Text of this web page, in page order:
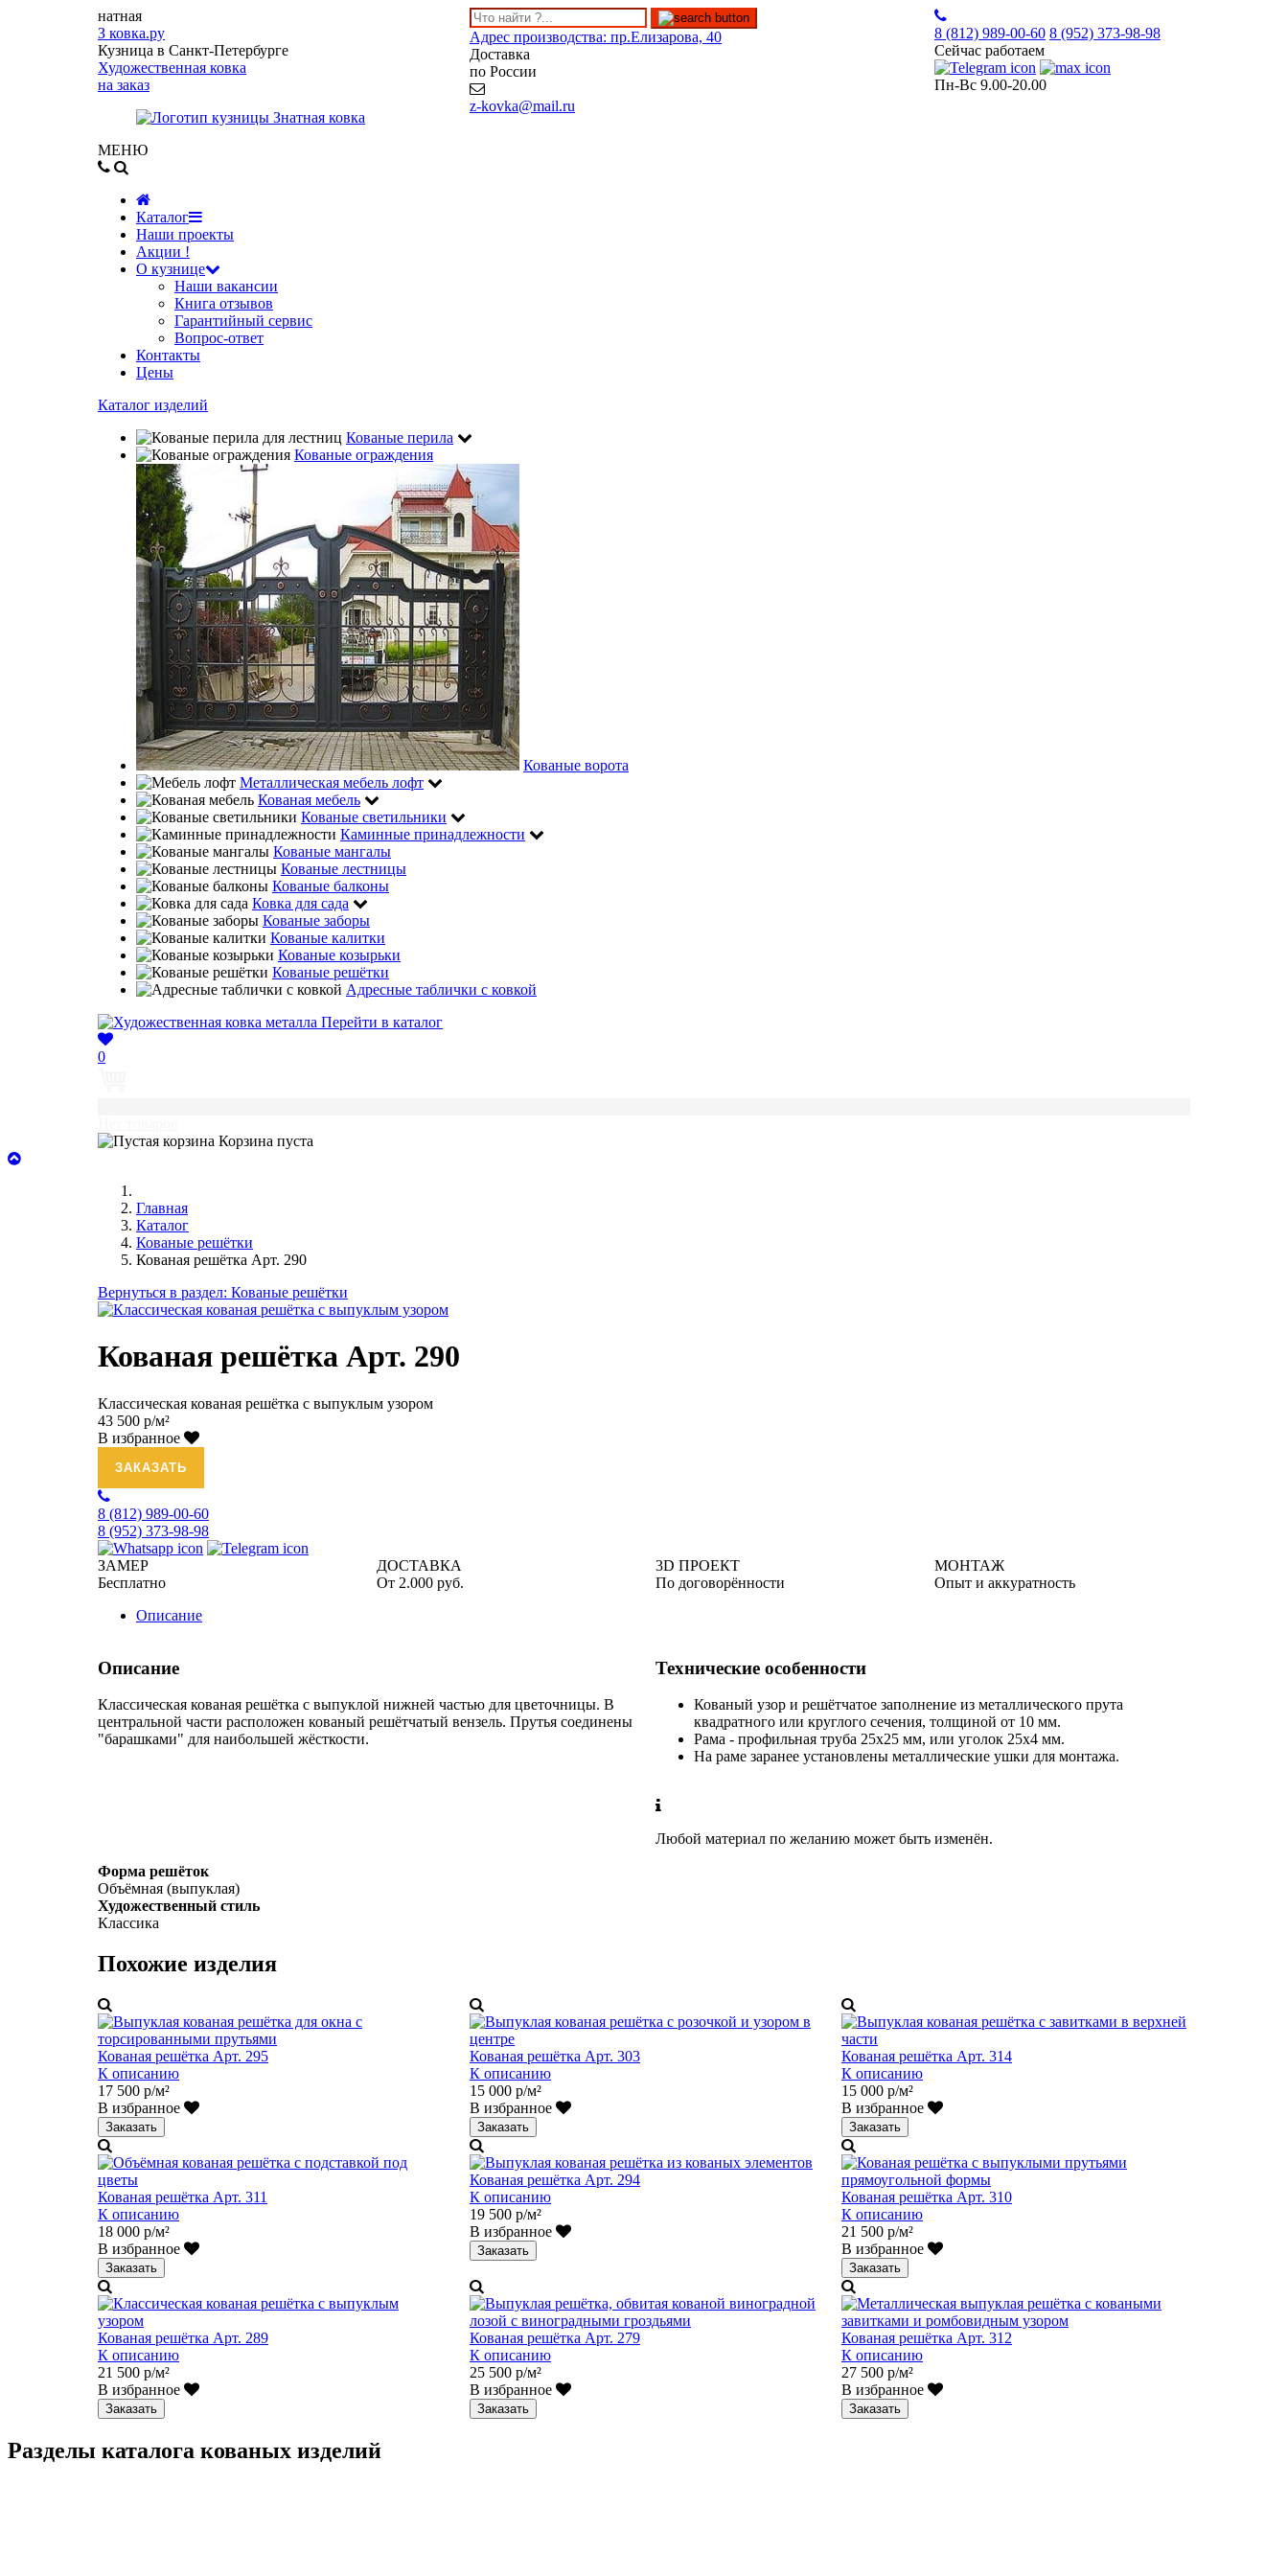
натная
З ковка.ру
Кузница в Санкт-Петербурге
Художественная ковка
на заказ
Адрес производства: пр.Елизарова, 40
Доставка
по России
z-kovka@mail.ru
8 (812)989-00-60 8 (952)373-98-98
Сейчас работаем
Пн-Вс 9.00-20.00
МЕНЮ
Каталог
Наши проекты
Акции !
О кузнице
Наши вакансии
Книга отзывов
Гарантийный сервис
Вопрос-ответ
Контакты
Цены
Каталог изделий
Кованые перила
Кованые ограждения
Кованые ворота
Металлическая мебель лофт
Кованая мебель
Кованые светильники
Каминные принадлежности
Кованые мангалы
Кованые лестницы
Кованые балконы
Ковка для сада
Кованые заборы
Кованые калитки
Кованые козырьки
Кованые решётки
Адресные таблички с ковкой
Перейти в каталог
0
Корзина пуста
Главная
Каталог
Кованые решётки
Кованая решётка Арт. 290
Вернуться в раздел: Кованые решётки
Кованая решётка Арт. 290
Классическая кованая решётка с выпуклым узором
43 500 р/м²
В избранное
ЗАКАЗАТЬ
8 (812) 989-00-60
8 (952) 373-98-98
ЗАМЕР
Бесплатно
ДОСТАВКА
От 2.000 руб.
3D ПРОЕКТ
По договорённости
МОНТАЖ
Опыт и аккуратность
Описание
Описание
Классическая кованая решётка с выпуклой нижней частью для цветочницы. В
центральной части расположен кованый решётчатый вензель. Прутья соединены
"барашками" для наибольшей жёсткости.
Технические особенности
Кованый узор и решётчатое заполнение из металлического прута
квадратного или круглого сечения, толщиной от 10 мм.
Рама - профильная труба 25х25 мм, или уголок 25х4 мм.
На раме заранее установлены металлические ушки для монтажа.
Любой материал по желанию может быть изменён.
Форма решёток
Объёмная (выпуклая)
Художественный стиль
Классика
Похожие изделия
Кованая решётка Арт. 295
К описанию
17 500 р/м²
В избранное
Заказать
Кованая решётка Арт. 303
К описанию
15 000 р/м²
В избранное
Заказать
Кованая решётка Арт. 314
К описанию
15 000 р/м²
В избранное
Заказать
Кованая решётка Арт. 311
К описанию
18 000 р/м²
В избранное
Заказать
Кованая решётка Арт. 294
К описанию
19 500 р/м²
В избранное
Заказать
Кованая решётка Арт. 310
К описанию
21 500 р/м²
В избранное
Заказать
Кованая решётка Арт. 289
К описанию
21 500 р/м²
В избранное
Заказать
Кованая решётка Арт. 279
К описанию
25 500 р/м²
В избранное
Заказать
Кованая решётка Арт. 312
К описанию
27 500 р/м²
В избранное
Заказать
Разделы каталога кованых изделий